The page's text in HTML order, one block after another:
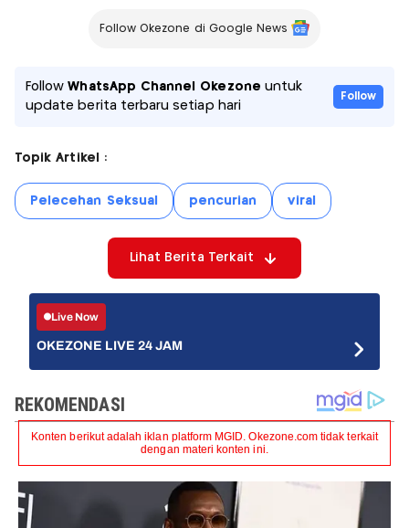
Follow Okezone di Google News
FollowWhatsApp Channel Okezone untuk
update berita terbaru setiap hari
Follow
Topik Artikel :
Pelecehan Seksual pencurian viral
Lihat Berita Terkait
Live Now
OKEZONE LIVE 24 JAM